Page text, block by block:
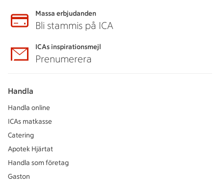
Massa erbjudanden
Bli stammis på ICA
ICAs inspirationsmejl
Prenumerera
Handla
Handla online
ICAs matkasse
Catering
Apotek Hjärtat
Handla som företag
Gaston